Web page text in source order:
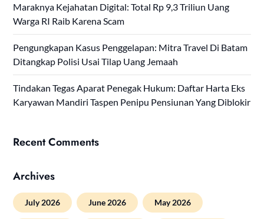
Maraknya Kejahatan Digital: Total Rp 9,3 Triliun Uang
Warga RI Raib Karena Scam
Pengungkapan Kasus Penggelapan: Mitra Travel Di Batam
Ditangkap Polisi Usai Tilap Uang Jemaah
Tindakan Tegas Aparat Penegak Hukum: Daftar Harta Eks
Karyawan Mandiri Taspen Penipu Pensiunan Yang Diblokir
Recent Comments
Archives
July 2026 June 2026 May 2026